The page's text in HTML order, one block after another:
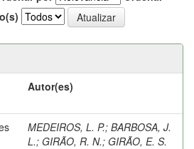
Autor(es)
MEDEIROS, L. P.; BARBOSA, J.
L.; GIRÃO, R. N.; GIRÃO, E. S.